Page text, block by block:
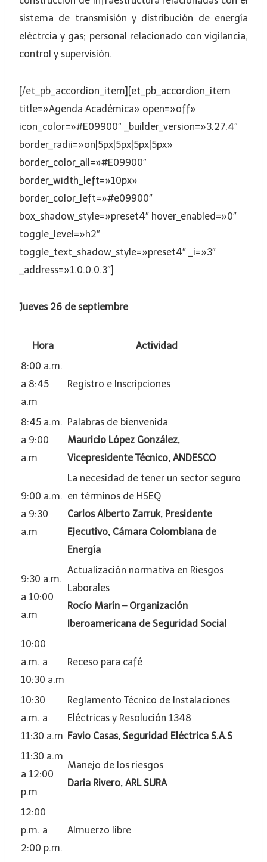
sistema de transmisión y distribución de energía
eléctrcia y gas; personal relacionado con vigilancia,
control y supervisión.
[/et_pb_accordion_item][et_pb_accordion_item
title=»Agenda Académica» open=»off»
icon_color=»#E09900″ _builder_version=»3.27.4″
border_radii=»on|5px|5px|5px|5px»
border_color_all=»#E09900″
border_width_left=»10px»
border_color_left=»#e09900″
box_shadow_style=»preset4″ hover_enabled=»0″
toggle_level=»h2″
toggle_text_shadow_style=»preset4″ _i=»3″
_address=»1.0.0.0.3″]
Jueves 26 de septiembre
Hora
Actividad
8:00 a.m.
a 8:45
a.m
Registro e Inscripciones
8:45 a.m.
a 9:00
a.m
Palabras de bienvenida
Mauricio López González,
Vicepresidente Técnico, ANDESCO
9:00 a.m.
a 9:30
a.m
La necesidad de tener un sector seguro
en términos de HSEQ
Carlos Alberto Zarruk, Presidente
Ejecutivo, Cámara Colombiana de
Energía
9:30 a.m.
a 10:00
a.m
Actualización normativa en Riesgos
Laborales
Rocío Marín – Organización
Iberoamericana de Seguridad Social
10:00
a.m. a
10:30 a.m
Receso para café
10:30
a.m. a
11:30 a.m
Reglamento Técnico de Instalaciones
Eléctricas y Resolución 1348
Favio Casas, Seguridad Eléctrica S.A.S
11:30 a.m
a 12:00
p.m
Manejo de los riesgos
Daria Rivero, ARL SURA
12:00
p.m. a
2:00 p.m.
Almuerzo libre